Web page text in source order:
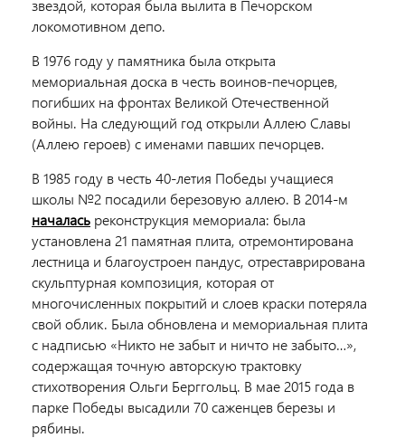
звездой, которая была вылита в Печорском
локомотивном депо.
В 1976 году у памятника была открыта
мемориальная доска в честь воинов-печорцев,
погибших на фронтах Великой Отечественной
войны. На следующий год открыли Аллею Славы
(Аллею героев) с именами павших печорцев.
В 1985 году в честь 40-летия Победы учащиеся
школы №2 посадили березовую аллею. В 2014-м
началась реконструкция мемориала: была
установлена 21 памятная плита, отремонтирована
лестница и благоустроен пандус, отреставрирована
скульптурная композиция, которая от
многочисленных покрытий и слоев краски потеряла
свой облик. Была обновлена и мемориальная плита
с надписью «Никто не забыт и ничто не забыто…»,
содержащая точную авторскую трактовку
стихотворения Ольги Берггольц. В мае 2015 года в
парке Победы высадили 70 саженцев березы и
рябины.